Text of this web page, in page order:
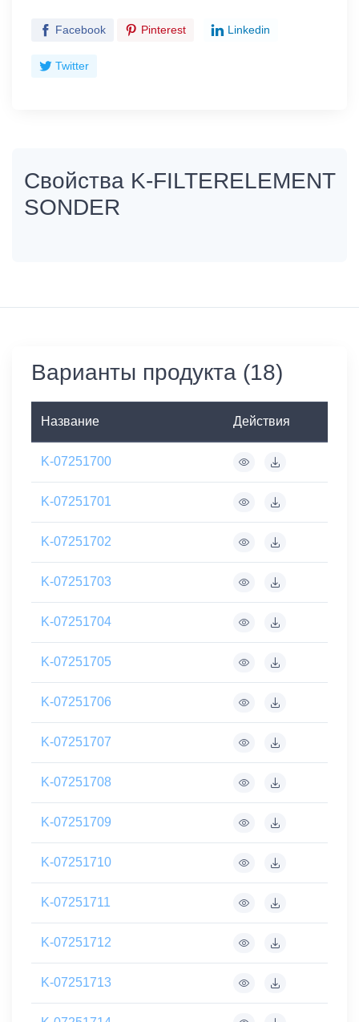
Facebook Pinterest Linkedin
Twitter
Свойства K-FILTERELEMENT
SONDER
Варианты продукта (18)
Название Действия
K-07251700
K-07251701
K-07251702
K-07251703
K-07251704
K-07251705
K-07251706
K-07251707
K-07251708
K-07251709
K-07251710
K-07251711
K-07251712
K-07251713